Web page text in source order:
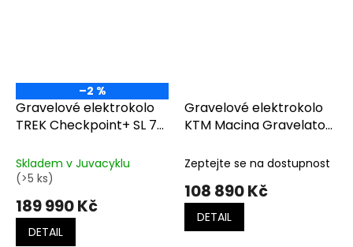
–2 %
Gravelové elektrokolo
TREK Checkpoint+ SL 7
Skladem v Juvacyklu
(>5 ks)
189 990 Kč
DETAIL
Gravelové elektrokolo
KTM Macina Gravelator
(DARK ORANGE)
Zeptejte se na dostupnost
108 890 Kč
DETAIL